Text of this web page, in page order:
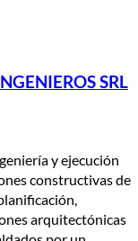
SRL
y ejecución
constructivas de
arquitectónicas